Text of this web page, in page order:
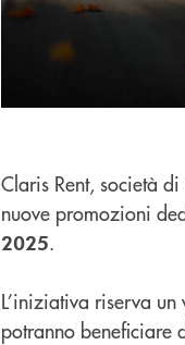
Claris Rent, società
nuove promozioni
2025.
L’iniziativa riserva
potranno beneficiare